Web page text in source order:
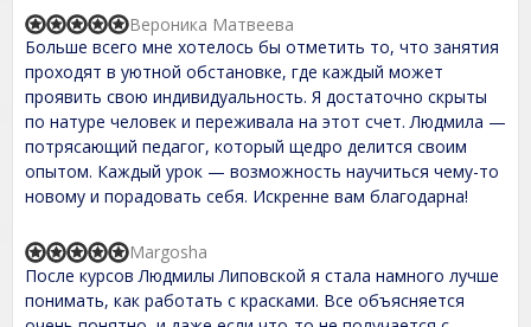
5
R
a
t
e
d
5
,
0
o
u
o
f
5
Больше всего мне хотелось бы отметить то, что занятия
проходят в уютной обстановке, где каждый может
проявить свою индивидуальность. Я достаточно скрыты
по натуре человек и переживала на этот счет. Людмила —
потрясающий педагог, который щедро делится своим
опытом. Каждый урок — возможность научиться чему-то
новому и порадовать себя. Искренне вам благодарна!
Вероника Матвеева
R
a
t
После курсов Людмилы Липовской я стала намного лучше
понимать, как работать с красками. Все объясняется
Margosha